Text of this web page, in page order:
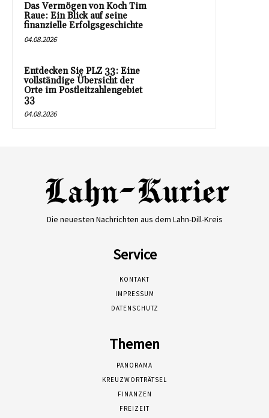
Das Vermögen von Koch Tim
Raue: Ein Blick auf seine
finanzielle Erfolgsgeschichte
04.08.2026
Entdecken Sie PLZ 33: Eine
vollständige Übersicht der
Orte im Postleitzahlengebiet
33
04.08.2026
Die neuesten Nachrichten aus dem Lahn-Dill-Kreis
Service
KONTAKT
IMPRESSUM
DATENSCHUTZ
Themen
PANORAMA
KREUZWORTRÄTSEL
FINANZEN
FREIZEIT